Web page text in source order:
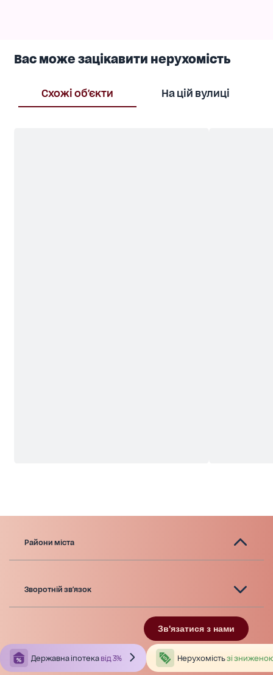
Вас може зацікавити нерухомість
Схожі об'єкти На цій вулиці
Райони міста
Зворотній зв'язок
Зв'язатися з нами
Державна іпотека від 3% Нерухомістьзі